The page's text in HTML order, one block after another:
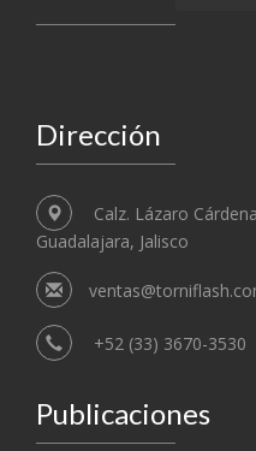
Dirección
Calz. Lázaro
Guadalajara, Jalisco
+52 (33) 3670-3530
Publicaciones